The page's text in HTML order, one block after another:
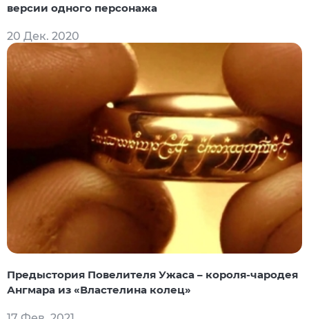
версии одного персонажа
20 Дек. 2020
Предыстория Повелителя Ужаса – короля-чародея
Ангмара из «Властелина колец»